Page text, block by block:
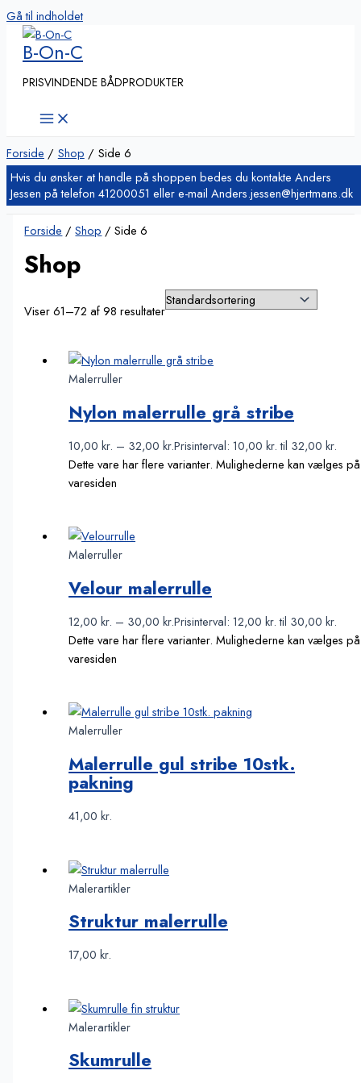
Gå til indholdet
B-On-C
PRISVINDENDE BÅDPRODUKTER
Forside Shop Side 6
Forside /Shop / Side 6
Shop
Viser 61–72 af 98 resultater
Malerruller
Nylon malerrulle grå stribe
10,00kr. – 32,00kr.Prisinterval: 10,00 kr. til 32,00 kr.
Dette vare har flere varianter. Mulighederne kan vælges på
varesiden
Malerruller
Velour malerrulle
12,00kr. – 30,00kr.Prisinterval: 12,00 kr. til 30,00 kr.
Dette vare har flere varianter. Mulighederne kan vælges på
varesiden
Malerruller
Malerrulle gul stribe 10stk.
pakning
41,00kr.
Malerartikler
Struktur malerrulle
17,00kr.
Malerartikler
Skumrulle